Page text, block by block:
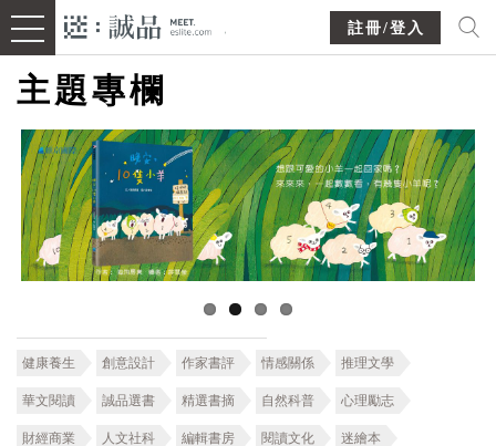
註冊/登入
主題專欄
健康養生 創意設計 作家書評 情感關係 推理文學
華文閱讀 誠品選書 精選書摘 自然科普 心理勵志
財經商業 人文社科 編輯書房 閱讀文化 迷繪本